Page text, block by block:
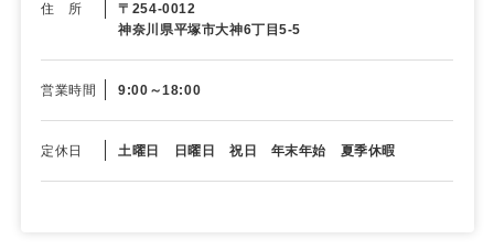
住 所
〒254-0012
神奈川県平塚市大神6丁目5-5
営業時間 9:00～18:00
定休日 土曜日 日曜日 祝日 年末年始 夏季休暇